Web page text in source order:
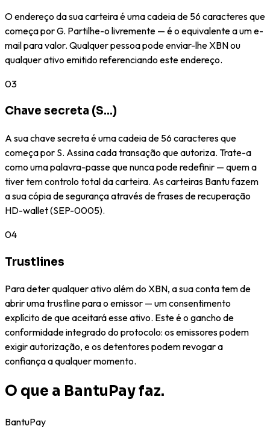
O endereço da sua carteira é uma cadeia de 56 caracteres que
começa por G. Partilhe-o livremente — é o equivalente a um e-
mail para valor. Qualquer pessoa pode enviar-lhe XBN ou
qualquer ativo emitido referenciando este endereço.
03
Chave secreta (S…)
A sua chave secreta é uma cadeia de 56 caracteres que
começa por S. Assina cada transação que autoriza. Trate-a
como uma palavra-passe que nunca pode redefinir — quem a
tiver tem controlo total da carteira. As carteiras Bantu fazem
a sua cópia de segurança através de frases de recuperação
HD-wallet (SEP-0005).
04
Trustlines
Para deter qualquer ativo além do XBN, a sua conta tem de
abrir uma trustline para o emissor — um consentimento
explícito de que aceitará esse ativo. Este é o gancho de
conformidade integrado do protocolo: os emissores podem
exigir autorização, e os detentores podem revogar a
confiança a qualquer momento.
O que a BantuPay faz.
BantuPay